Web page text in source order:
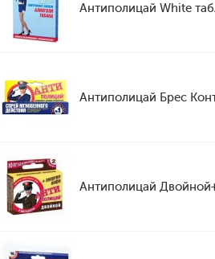
Антиполицай White
Антиполицай Брес
Антиполицай